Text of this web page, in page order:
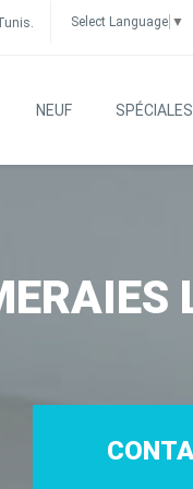
Select Language ▼
NEUF